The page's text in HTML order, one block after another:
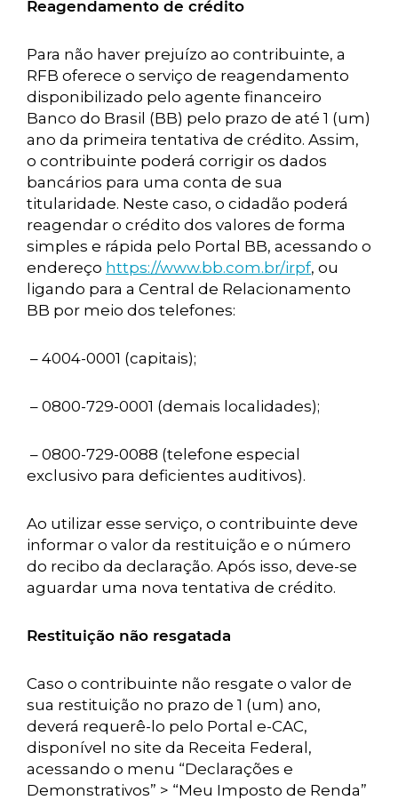
Reagendamento de crédito
Para não haver prejuízo ao contribuinte, a
RFB oferece o serviço de reagendamento
disponibilizado pelo agente financeiro
Banco do Brasil (BB) pelo prazo de até 1 (um)
ano da primeira tentativa de crédito. Assim,
o contribuinte poderá corrigir os dados
bancários para uma conta de sua
titularidade. Neste caso, o cidadão poderá
reagendar o crédito dos valores de forma
simples e rápida pelo Portal BB, acessando o
endereço https://www.bb.com.br/irpf, ou
ligando para a Central de Relacionamento
BB por meio dos telefones:
– 4004-0001 (capitais);
– 0800-729-0001 (demais localidades);
– 0800-729-0088 (telefone especial
exclusivo para deficientes auditivos).
Ao utilizar esse serviço, o contribuinte deve
informar o valor da restituição e o número
do recibo da declaração. Após isso, deve-se
aguardar uma nova tentativa de crédito.
Restituição não resgatada
Caso o contribuinte não resgate o valor de
sua restituição no prazo de 1 (um) ano,
deverá requerê-lo pelo Portal e-CAC,
disponível no site da Receita Federal,
acessando o menu “Declarações e
Demonstrativos” > “Meu Imposto de Renda”